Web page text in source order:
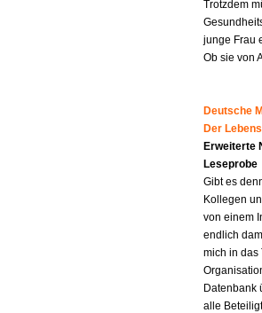
Trotzdem
junge Frau
Ob sie von
Deutsche
Der
Erweiterte
Leseprobe
Gibt es
Kollegen
von einem
endlich
mich in das
Datenbank
alle